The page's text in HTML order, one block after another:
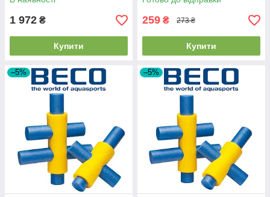
1 972 ₴
Купити
259 ₴ 273 ₴
Купити
–5% –5%